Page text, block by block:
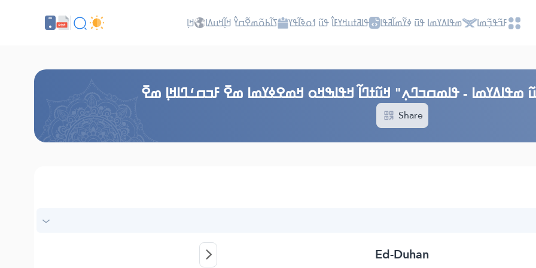
ߓߏ߬ߟߏ߲߬ߘߊ ߘߟߊߡߌߘߊ ߟߎ߫ ߦߌ߬ߘߊ߬ߥߟߊ ߟߊߥߙߎߞߌߓߊ߮ ߟߎ߬ ߗߋߢߊ߬ߟߌ ߖߊ߬ߕߋ߬ߘߐ߬ߛߌ߮ ߞߊ߲߬ߞߎߡߊ ߞߊ߲
ߘߟߊߡߌߘߊ - ߟߊߘߛߏߣߍ߲" ߞߎ߬ߙߣߊ߬ ߞߟߊߒߞߋ ߞߘߐߦߌߘߊ ߘߐ߫ ߓߏߛߑߣߊߞߊ߲ ߘߐ߫
Share
Ed-Duhan